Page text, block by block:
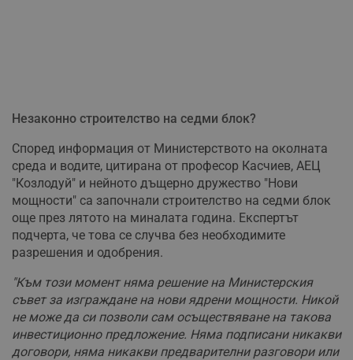
Незаконно строителство на седми блок?
Според информация от Министерството на околната
среда и водите, цитирана от професор Касчиев, АЕЦ
"Козлодуй" и нейното дъщерно дружество "Нови
мощности" са започнали строителство на седми блок
още през лятото на миналата година. Експертът
подчерта, че това се случва без необходимите
разрешения и одобрения.
"Към този момент няма решение на Министерския
съвет за изграждане на нови ядрени мощности. Никой
не може да си позволи сам осъществяване на такова
инвестиционно предложение. Няма подписани никакви
договори, няма никакви предварителни разговори или